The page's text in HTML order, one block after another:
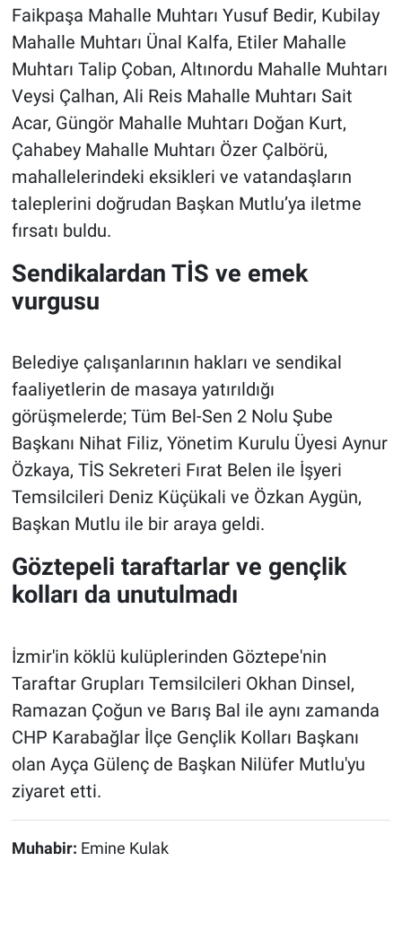
Faikpaşa Mahalle Muhtarı Yusuf Bedir, Kubilay
Mahalle Muhtarı Ünal Kalfa, Etiler Mahalle
Muhtarı Talip Çoban, Altınordu Mahalle Muhtarı
Veysi Çalhan, Ali Reis Mahalle Muhtarı Sait
Acar, Güngör Mahalle Muhtarı Doğan Kurt,
Çahabey Mahalle Muhtarı Özer Çalbörü,
mahallelerindeki eksikleri ve vatandaşların
taleplerini doğrudan Başkan Mutlu’ya iletme
fırsatı buldu.
Sendikalardan TİS ve emek
vurgusu
Belediye çalışanlarının hakları ve sendikal
faaliyetlerin de masaya yatırıldığı
görüşmelerde; Tüm Bel-Sen 2 Nolu Şube
Başkanı Nihat Filiz, Yönetim Kurulu Üyesi Aynur
Özkaya, TİS Sekreteri Fırat Belen ile İşyeri
Temsilcileri Deniz Küçükali ve Özkan Aygün,
Başkan Mutlu ile bir araya geldi.
Göztepeli taraftarlar ve gençlik
kolları da unutulmadı
İzmir'in köklü kulüplerinden Göztepe'nin
Taraftar Grupları Temsilcileri Okhan Dinsel,
Ramazan Çoğun ve Barış Bal ile aynı zamanda
CHP Karabağlar İlçe Gençlik Kolları Başkanı
olan Ayça Gülenç de Başkan Nilüfer Mutlu'yu
ziyaret etti.
Muhabir: Emine Kulak